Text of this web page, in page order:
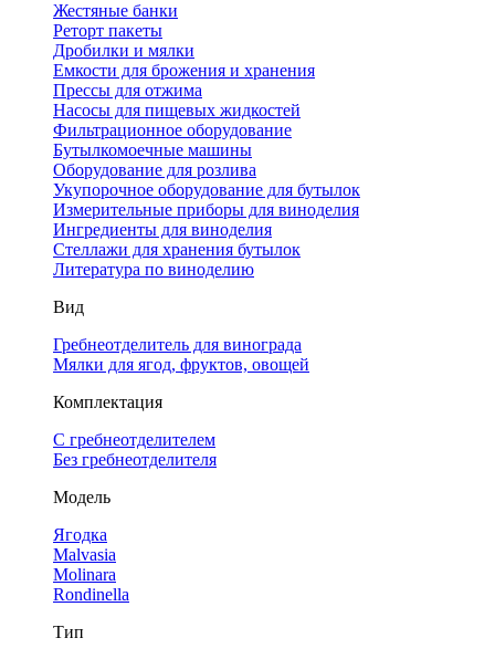
Жестяные банки
Реторт пакеты
Дробилки и мялки
Емкости для брожения и хранения
Прессы для отжима
Насосы для пищевых жидкостей
Фильтрационное оборудование
Бутылкомоечные машины
Оборудование для розлива
Укупорочное оборудование для бутылок
Измерительные приборы для виноделия
Ингредиенты для виноделия
Стеллажи для хранения бутылок
Литература по виноделию
Вид
Гребнеотделитель для винограда
Мялки для ягод, фруктов, овощей
Комплектация
С гребнеотделителем
Без гребнеотделителя
Модель
Ягодка
Malvasia
Molinara
Rondinella
Тип